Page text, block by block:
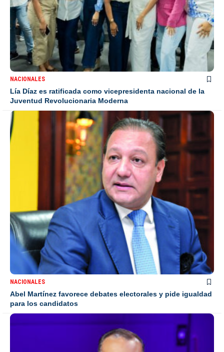
NACIONALES
Lía Díaz es ratificada como vicepresidenta nacional de la
Juventud Revolucionaria Moderna
NACIONALES
Abel Martínez favorece debates electorales y pide igualdad
para los candidatos